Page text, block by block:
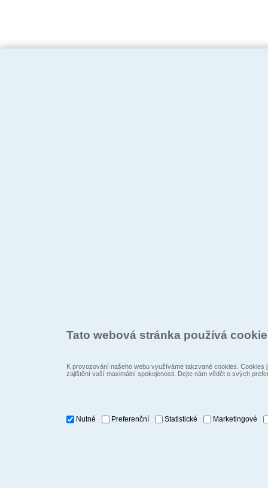
Tato webová stránka používá
K provozování našeho webu využíváme takzvané cookies.
zajištění vaší maximální spokojenosti. Dejte nám vědět o svých
Nutné Preferenční Statistické Marketingové